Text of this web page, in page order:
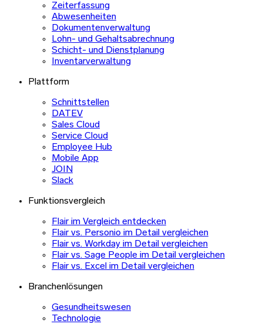
Zeiterfassung
Abwesenheiten
Dokumentenverwaltung
Lohn- und Gehaltsabrechnung
Schicht- und Dienstplanung
Inventarverwaltung
Plattform
Schnittstellen
DATEV
Sales Cloud
Service Cloud
Employee Hub
Mobile App
JOIN
Slack
Funktionsvergleich
Flair im Vergleich entdecken
Flair vs. Personio im Detail vergleichen
Flair vs. Workday im Detail vergleichen
Flair vs. Sage People im Detail vergleichen
Flair vs. Excel im Detail vergleichen
Branchenlösungen
Gesundheitswesen
Technologie